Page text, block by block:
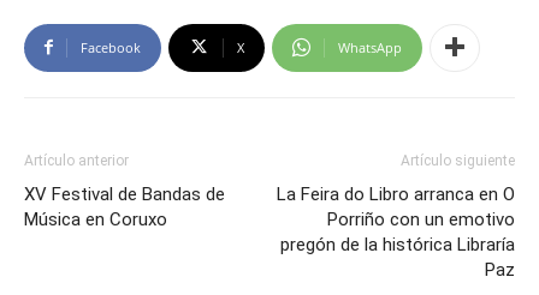
Facebook X WhatsApp
Artículo anterior
XV Festival de Bandas de
Música en Coruxo
Artículo siguiente
La Feira do Libro arranca en O
Porriño con un emotivo
pregón de la histórica Libraría
Paz